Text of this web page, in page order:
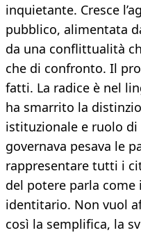
inquietante. Cresce
pubblico, alimentata
da una conflittualità
che di confronto. Il
fatti. La radice è nel
ha smarrito la
istituzionale e ruolo
governava pesava le
rappresentare tutti i
del potere parla
identitario. Non vuol
così la semplifica, la